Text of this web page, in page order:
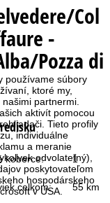
používame súbory
ktoré my,
partnermi.
aktivít pomocou
Tieto profily
individuálne
a meranie
odvolateľný),
poskytovateľom
hospodárskeho
v USA.
Col
-
Pozza di
koberce: 1
celkom: 55 km